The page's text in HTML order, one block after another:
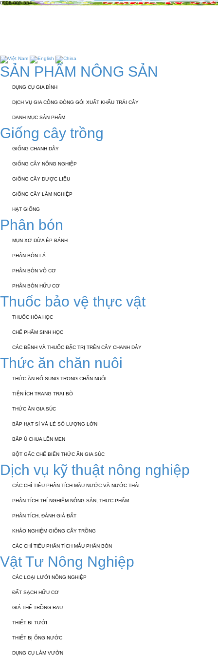
0908 005 554
SẢN PHẨM NÔNG SẢN
DỤNG CỤ GIA ĐÌNH
DỊCH VỤ GIA CÔNG ĐÓNG GÓI XUẤT KHẨU TRÁI CÂY
DANH MỤC SẢN PHẨM
Giống cây trồng
GIỐNG CHANH DÂY
GIỐNG CÂY NÔNG NGHIỆP
GIỐNG CÂY DƯỢC LIỆU
GIỐNG CÂY LÂM NGHIỆP
HẠT GIỐNG
Phân bón
MỤN XƠ DỪA ÉP BÁNH
PHÂN BÓN LÁ
PHÂN BÓN VÔ CƠ
PHÂN BÓN HỮU CƠ
Thuốc bảo vệ thực vật
THUỐC HÓA HỌC
CHẾ PHẨM SINH HỌC
CÁC BỆNH VÀ THUỐC ĐẶC TRỊ TRÊN CÂY CHANH DÂY
Thức ăn chăn nuôi
THỨC ĂN BỔ SUNG TRONG CHĂN NUÔI
TIỆN ÍCH TRANG TRẠI BÒ
THỨC ĂN GIA SÚC
BẮP HẠT SỈ VÀ LẺ SỐ LƯỢNG LỚN
BẮP Ủ CHUA LÊN MEN
BỘT GẤC CHẾ BIẾN THỨC ĂN GIA SÚC
Dịch vụ kỹ thuật nông nghiệp
CÁC CHỈ TIÊU PHÂN TÍCH MẪU NƯỚC VÀ NƯỚC THẢI
PHÂN TÍCH THÍ NGHIỆM NÔNG SẢN, THỰC PHẨM
PHÂN TÍCH, ĐÁNH GIÁ ĐẤT
KHẢO NGHIỆM GIỐNG CÂY TRỒNG
CÁC CHỈ TIÊU PHÂN TÍCH MẪU PHÂN BÓN
Vật Tư Nông Nghiệp
CÁC LOẠI LƯỚI NÔNG NGHIỆP
ĐẤT SẠCH HỮU CƠ
GIÁ THỂ TRỒNG RAU
THIẾT BỊ TƯỚI
THIẾT BỊ ỐNG NƯỚC
DỤNG CỤ LÀM VƯỜN